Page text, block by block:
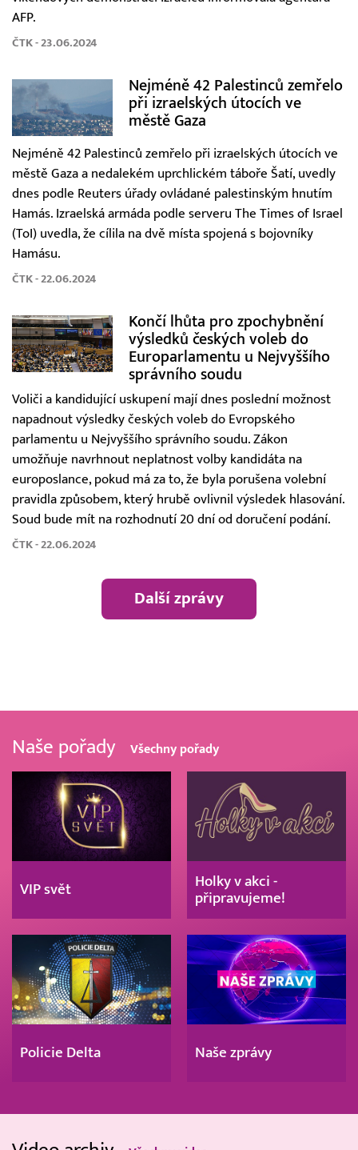
AFP.
ČTK - 23.06.2024
Nejméně 42 Palestinců zemřelo
při izraelských útocích ve
městě Gaza
Nejméně 42 Palestinců zemřelo při izraelských útocích ve
městě Gaza a nedalekém uprchlickém táboře Šatí, uvedly
dnes podle Reuters úřady ovládané palestinským hnutím
Hamás. Izraelská armáda podle serveru The Times of Israel
(ToI) uvedla, že cílila na dvě místa spojená s bojovníky
Hamásu.
ČTK - 22.06.2024
Končí lhůta pro zpochybnění
výsledků českých voleb do
Europarlamentu u Nejvyššího
správního soudu
Voliči a kandidující uskupení mají dnes poslední možnost
napadnout výsledky českých voleb do Evropského
parlamentu u Nejvyššího správního soudu. Zákon
umožňuje navrhnout neplatnost volby kandidáta na
europoslance, pokud má za to, že byla porušena volební
pravidla způsobem, který hrubě ovlivnil výsledek hlasování.
Soud bude mít na rozhodnutí 20 dní od doručení podání.
ČTK - 22.06.2024
Další zprávy
Naše pořady Všechny pořady
VIP svět
Holky v akci -
připravujeme!
Policie Delta Naše zprávy